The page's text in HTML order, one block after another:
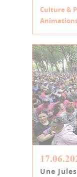
Culture &
Une